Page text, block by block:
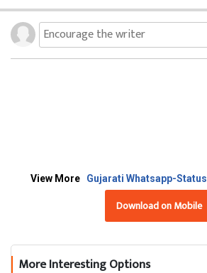
View More Gujarati Whatsapp-Status
Download on Mobile
More Interesting Options